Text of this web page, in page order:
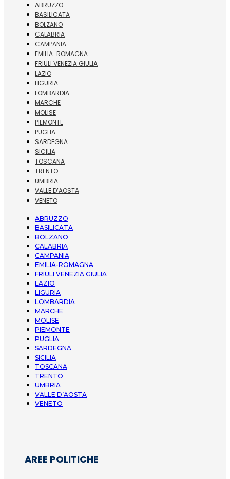
ABRUZZO
BASILICATA
BOLZANO
CALABRIA
CAMPANIA
EMILIA-ROMAGNA
FRIULI VENEZIA GIULIA
LAZIO
LIGURIA
LOMBARDIA
MARCHE
MOLISE
PIEMONTE
PUGLIA
SARDEGNA
SICILIA
TOSCANA
TRENTO
UMBRIA
VALLE D’AOSTA
VENETO
ABRUZZO
BASILICATA
BOLZANO
CALABRIA
CAMPANIA
EMILIA-ROMAGNA
FRIULI VENEZIA GIULIA
LAZIO
LIGURIA
LOMBARDIA
MARCHE
MOLISE
PIEMONTE
PUGLIA
SARDEGNA
SICILIA
TOSCANA
TRENTO
UMBRIA
VALLE D’AOSTA
VENETO
AREE POLITICHE